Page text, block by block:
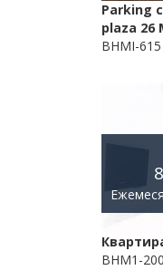
Parking
plaza 26
BHMI-615
BHM1-200